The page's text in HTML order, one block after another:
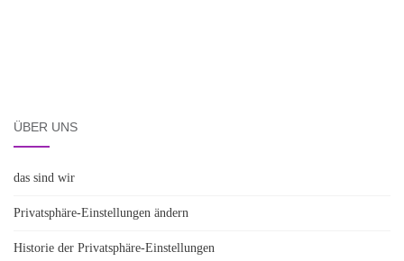
ÜBER UNS
das sind wir
Privatsphäre-Einstellungen ändern
Historie der Privatsphäre-Einstellungen